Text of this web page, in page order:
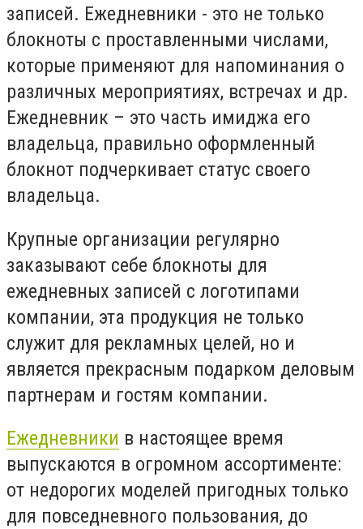
записей. Ежедневники - это не только
блокноты с проставленными числами,
которые применяют для напоминания о
различных мероприятиях, встречах и др.
Ежедневник – это часть имиджа его
владельца, правильно оформленный
блокнот подчеркивает статус своего
владельца.
Крупные организации регулярно
заказывают себе блокноты для
ежедневных записей с логотипами
компании, эта продукция не только
служит для рекламных целей, но и
является прекрасным подарком деловым
партнерам и гостям компании.
Ежедневники в настоящее время
выпускаются в огромном ассортименте:
от недорогих моделей пригодных только
для повседневного пользования, до